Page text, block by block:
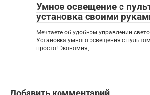
Умное освещение с
установка своими
Мечтаете об удобном управлении
Установка умного освещения с
просто! Экономия,
Добавить комментарий